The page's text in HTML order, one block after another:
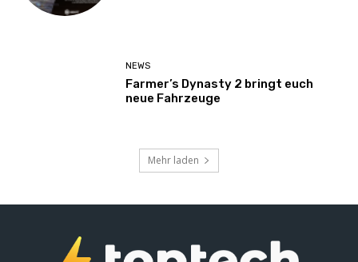
NEWS
Farmer’s Dynasty 2 bringt euch
neue Fahrzeuge
Mehr laden